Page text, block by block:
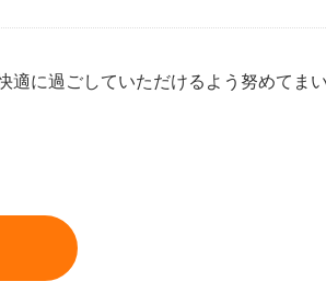
に過ごしていただけるよう努めてま